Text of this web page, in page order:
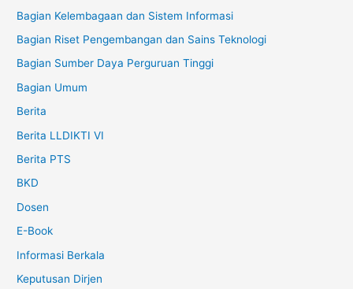
Bagian Kelembagaan dan Sistem Informasi
Bagian Riset Pengembangan dan Sains Teknologi
Bagian Sumber Daya Perguruan Tinggi
Bagian Umum
Berita
Berita LLDIKTI VI
Berita PTS
BKD
Dosen
E-Book
Informasi Berkala
Keputusan Dirjen